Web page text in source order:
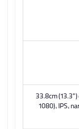
33.8cm
1080), IPS,